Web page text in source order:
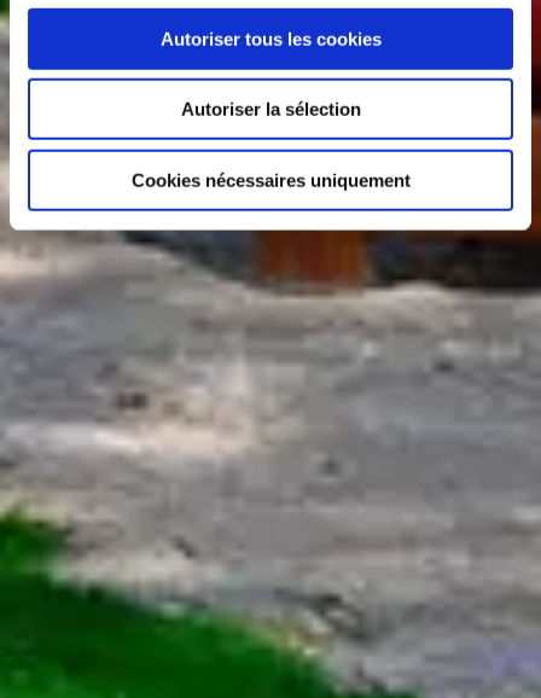
Autoriser tous les cookies
Autoriser la sélection
Cookies nécessaires uniquement